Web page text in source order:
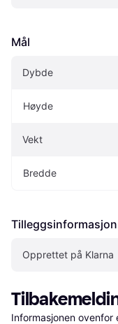
Mål
Dybde
Høyde
Vekt
Bredde
Tilleggsinformasjon
Opprettet på Klarna
Informasjonen